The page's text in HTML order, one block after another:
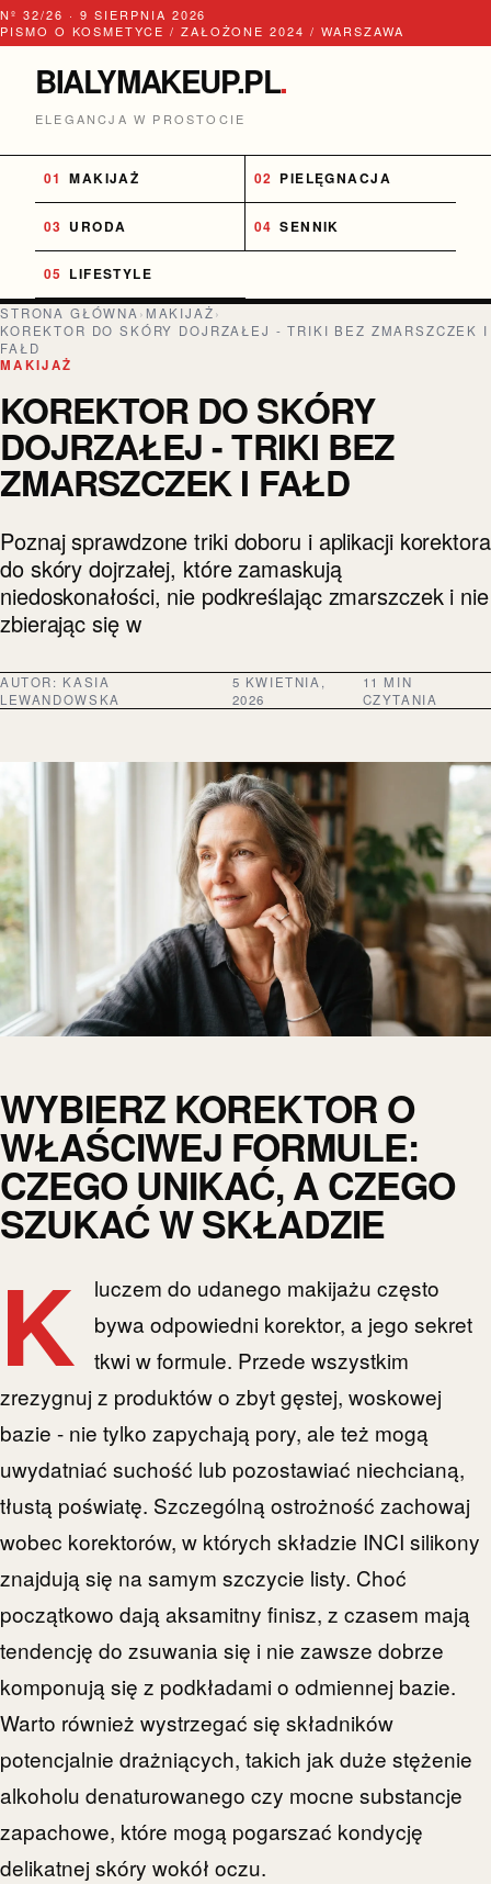
Nº 32/26 · 9 SIERPNIA 2026
PISMO O KOSMETYCE / ZAŁOŻONE 2024 / WARSZAWA
BIALYMAKEUP.PL.
ELEGANCJA W PROSTOCIE
MAKIJAŻ PIELĘGNACJA
URODA SENNIK
LIFESTYLE
STRONA GŁÓWNA› MAKIJAŻ›
KOREKTOR DO SKÓRY DOJRZAŁEJ - TRIKI BEZ ZMARSZCZEK I
FAŁD
MAKIJAŻ
KOREKTOR DO SKÓRY
DOJRZAŁEJ - TRIKI BEZ
ZMARSZCZEK I FAŁD
Poznaj sprawdzone triki doboru i aplikacji korektora
do skóry dojrzałej, które zamaskują
niedoskonałości, nie podkreślając zmarszczek i nie
zbierając się w
AUTOR: KASIA
LEWANDOWSKA
5 KWIETNIA,
2026
11 MIN
CZYTANIA
WYBIERZ KOREKTOR O
WŁAŚCIWEJ FORMULE:
CZEGO UNIKAĆ, A CZEGO
SZUKAĆ W SKŁADZIE
K
luczem do udanego makijażu często
bywa odpowiedni korektor, a jego sekret
tkwi w formule. Przede wszystkim
zrezygnuj z produktów o zbyt gęstej, woskowej
bazie - nie tylko zapychają pory, ale też mogą
uwydatniać suchość lub pozostawiać niechcianą,
tłustą poświatę. Szczególną ostrożność zachowaj
wobec korektorów, w których składzie INCI silikony
znajdują się na samym szczycie listy. Choć
początkowo dają aksamitny finisz, z czasem mają
tendencję do zsuwania się i nie zawsze dobrze
komponują się z podkładami o odmiennej bazie.
Warto również wystrzegać się składników
potencjalnie drażniących, takich jak duże stężenie
alkoholu denaturowanego czy mocne substancje
zapachowe, które mogą pogarszać kondycję
delikatnej skóry wokół oczu.